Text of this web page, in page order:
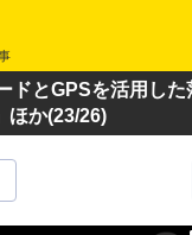
ドとGPSを活用し
ほか(23/26)